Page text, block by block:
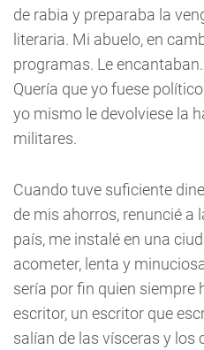
de rabia y preparaba la
literaria. Mi abuelo, en
programas. Le
Quería que yo fuese
yo mismo le devolviese la
militares.
Cuando tuve suficiente
de mis ahorros, renuncié a
país, me instalé en una
acometer, lenta y
sería por fin quien siempre
escritor, un escritor que
salían de las vísceras y los